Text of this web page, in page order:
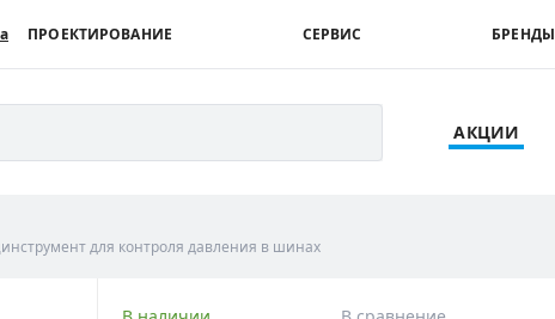
ПРОЕКТИРОВАНИЕ СЕРВИС БРЕНДЫ
АКЦИИ
для контроля давления в шинах